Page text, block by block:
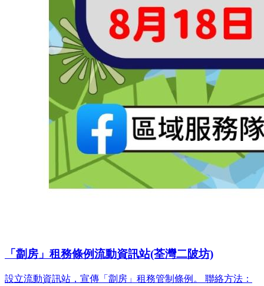
「劏房」租務條例流動資訊站(荃灣二陂坊)
設立流動資訊站，宣傳「劏房」租務管制條例。 聯絡方法：